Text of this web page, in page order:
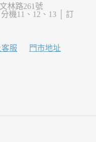
林路261號
機11、12、13 │ 訂
服
門市地址